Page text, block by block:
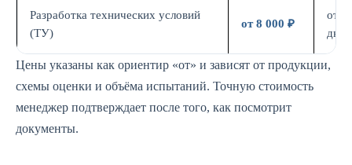
Разработка технических условий
(ТУ)
от 8 000 ₽
от 5
дн.
Цены указаны как ориентир «от» и зависят от продукции,
схемы оценки и объёма испытаний. Точную стоимость
менеджер подтверждает после того, как посмотрит
документы.